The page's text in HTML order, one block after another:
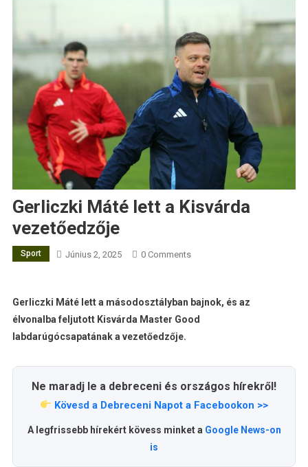
Gerliczki Máté lett a Kisvárda
vezetőedzője
Sport Június 2, 2025 0 Comments
Gerliczki Máté lett a másodosztályban bajnok, és az
élvonalba feljutott Kisvárda Master Good
labdarúgócsapatának a vezetőedzője.
Ne maradj le a debreceni és országos hírekről!
Kövesd a Debreceni Napot a Facebookon >>
A legfrissebb hírekért kövess minket a Google News-on
is